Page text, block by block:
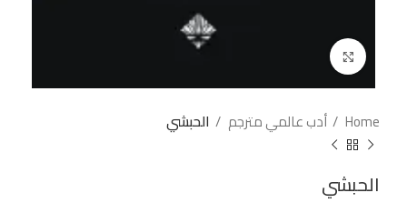
Home أدب عالمي مترجم الحبشي
الحبشي